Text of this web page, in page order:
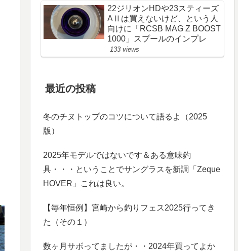
22ジリオンHDや23スティーズ
AⅡは買えないけど、という人
向けに「RCSB MAG Z BOOST
1000」スプールのインプレ
133 views
最近の投稿
冬のチヌトップのコツについて語るよ（2025
版）
2025年モデルではないです＆ある意味釣
具・・・ということでサングラスを新調「Zeque
HOVER」これは良い。
【毎年恒例】宮崎から釣りフェス2025行ってき
た（その１）
数ヶ月サボってましたが・・2024年買ってよか